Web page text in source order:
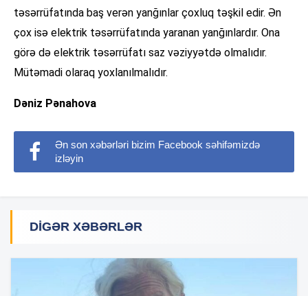
təsərrüfatında baş verən yanğınlar çoxluq təşkil edir. Ən
çox isə elektrik təsərrüfatında yaranan yanğınlardır. Ona
görə də elektrik təsərrüfatı saz vəziyyətdə olmalıdır.
Mütəmadi olaraq yoxlanılmalıdır.
Dəniz Pənahova
Ən son xəbərləri bizim Facebook səhifəmizdə
izləyin
DIGƏR XƏBƏRLƏR